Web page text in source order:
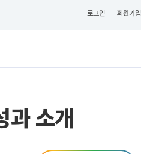
로그인 회원가입
소개